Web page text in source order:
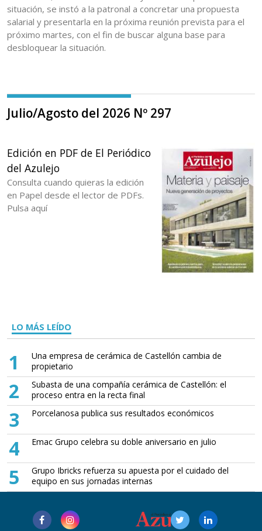
situación, se instó a la patronal a concretar una propuesta
salarial y presentarla en la próxima reunión prevista para el
próximo martes, con el fin de buscar alguna base para
desbloquear la situación.
Julio/Agosto del 2026 Nº 297
Edición en PDF de El Periódico
del Azulejo
Consulta cuando quieras la edición
en Papel desde el lector de PDFs.
Pulsa aquí
LO MÁS LEÍDO
1
Una empresa de cerámica de Castellón cambia de
propietario
2
Subasta de una compañía cerámica de Castellón: el
proceso entra en la recta final
3 Porcelanosa publica sus resultados económicos
4 Emac Grupo celebra su doble aniversario en julio
5
Grupo Ibricks refuerza su apuesta por el cuidado del
equipo en sus jornadas internas